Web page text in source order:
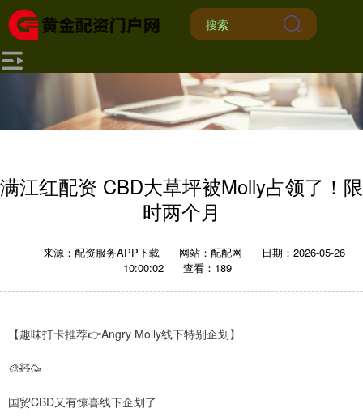
满江红配资 CBD大草坪被Molly占领了！限
时两个月
来源：配资服务APP下载 网站：配配网
日期：2026-05-26
10:00:02
查看：189
【趣味打卡推荐👉Angry Molly线下特别企划】
🎨🧸🥳
国贸CBD又有惊喜线下企划了